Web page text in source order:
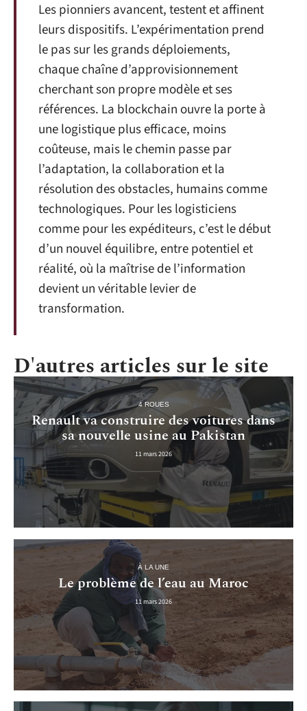
Les pionniers avancent, testent et affinent
leurs dispositifs. L’expérimentation prend
le pas sur les grands déploiements,
chaque chaîne d’approvisionnement
cherchant son propre modèle et ses
références. La blockchain ouvre la porte à
une logistique plus efficace, moins
coûteuse, mais le chemin passe par
l’adaptation, la collaboration et la
résolution des obstacles, humains comme
technologiques. Pour les logisticiens
comme pour les expéditeurs, c’est le début
d’un nouvel équilibre, entre potentiel et
réalité, où la maîtrise de l’information
devient un véritable levier de
transformation.
D'autres articles sur le site
4 ROUES
Renault va construire des voitures dans
sa nouvelle usine au Pakistan
11 mars 2026
À LA UNE
Le problème de l’eau au Maroc
11 mars 2026